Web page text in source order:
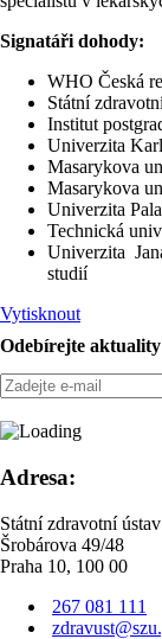
Signatáři dohody:
WHO Česká
Státní
Institut
Univerzita
Masarykova
Masarykova
Univerzita
Technická
Univerzita
studií
Vytisknout
Odebírejte
Adresa:
Státní zdravotní ústav
Šrobárova 49/48
Praha 10, 100 00
267 081 111